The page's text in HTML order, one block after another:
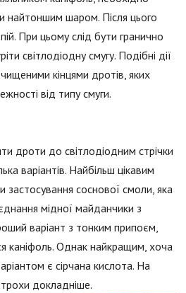
найтоншим шаром. Після цього
При цьому слід бути гранично
світлодіодну смугу. Подібні дії
кінцями дротів, яких
від типу смуги.
дроти до світлодіодним стрічки
варіантів. Найбільш цікавим
соснової смоли, яка
мідної майданчики з
варіант з тонким припоєм,
каніфоль. Однак найкращим, хоча
є сірчана кислота. На
докладніше.